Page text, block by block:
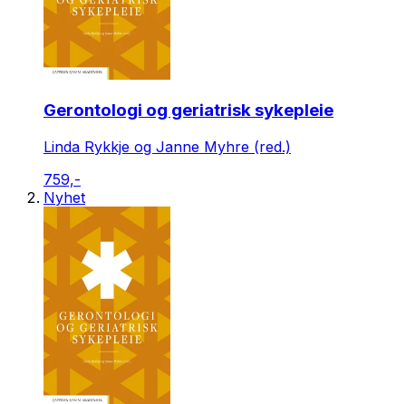
Gerontologi og geriatrisk sykepleie
Linda Rykkje og Janne Myhre (red.)
759,-
Nyhet